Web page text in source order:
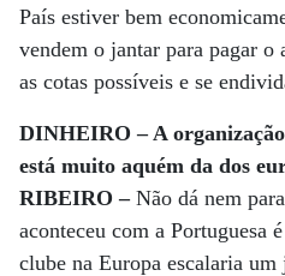
País estiver bem
vendem o jantar para pagar
as cotas possíveis e se
DINHEIRO – A
está muito aquém da dos
RIBEIRO – Não dá nem
aconteceu com a Portuguesa
clube na Europa escalaria um